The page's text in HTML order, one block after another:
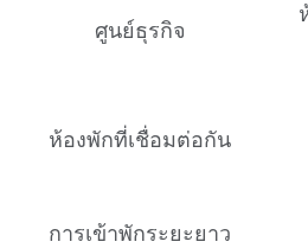
ศูนย์ธุรกิจ
ห้องพักที่เชื่อมต่อกัน
การเข้าพักระยะยาว